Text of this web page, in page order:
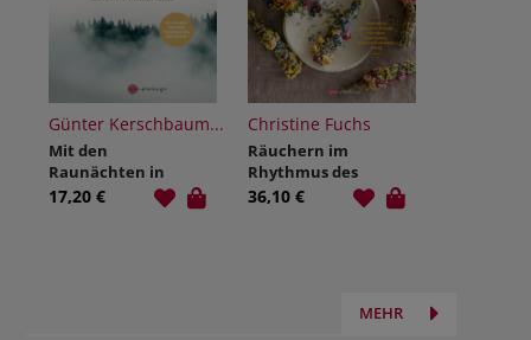
Günter Kerschbaum...
Mit den
Raunächten in
die Neue Zeit
17,20 €
Christine Fuchs
Räuchern im
Rhythmus des
Jahreskreises
36,10 €
MEHR